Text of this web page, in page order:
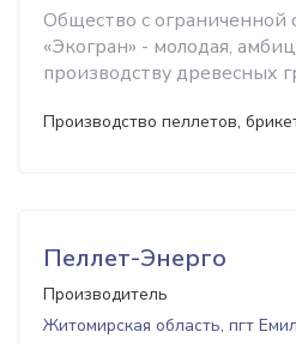
Общество с ограниченной
«Экогран» - молодая,
производству древесных
Производство пеллетов,
Пеллет-Энерго
Производитель
Житомирская область, пгт